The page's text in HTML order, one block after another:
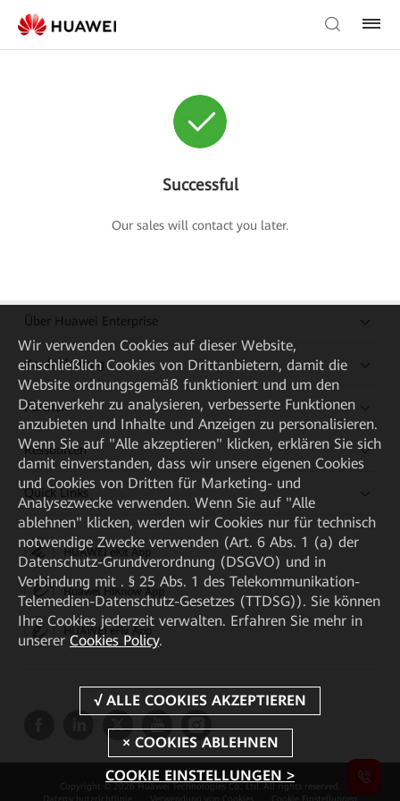
Successful
Our sales will contact you later.
Über Huawei Enterprise
Kaufanleitung
Partner
Ressourcen
Quick Links
HUAWEI eKit App
Huawei HiKnow App
HUAWEI eFly App
Copyright © 2026 Huawei Technologies Co., Ltd. All rights reserved.
Datenschutzrichtlinie
Verwendung von Cookies Cookie Einstellungen
Wir verwenden Cookies auf dieser Website,
einschließlich Cookies von Drittanbietern, damit die
Website ordnungsgemäß funktioniert und um den
Datenverkehr zu analysieren, verbesserte Funktionen
anzubieten und Inhalte und Anzeigen zu personalisieren.
Wenn Sie auf "Alle akzeptieren" klicken, erklären Sie sich
damit einverstanden, dass wir unsere eigenen Cookies
und Cookies von Dritten für Marketing- und
Analysezwecke verwenden. Wenn Sie auf "Alle
ablehnen" klicken, werden wir Cookies nur für technisch
notwendige Zwecke verwenden (Art. 6 Abs. 1 (a) der
Datenschutz-Grundverordnung (DSGVO) und in
Verbindung mit . § 25 Abs. 1 des Telekommunikation-
Telemedien-Datenschutz-Gesetzes (TTDSG)). Sie können
Ihre Cookies jederzeit verwalten. Erfahren Sie mehr in
unserer Cookies Policy.
COOKIE EINSTELLUNGEN >